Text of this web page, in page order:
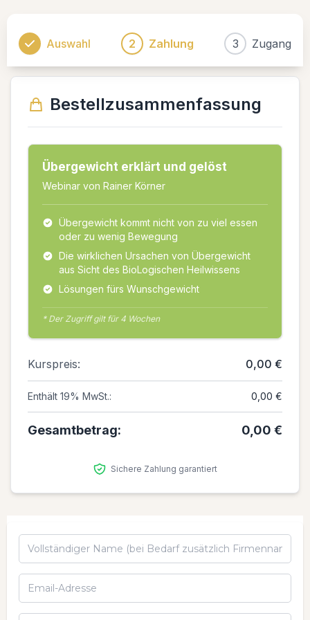
Bestellzusammenfassung
Übergewicht erklärt und gelöst
Webinar von Rainer Körner
Übergewicht kommt nicht von zu viel essen
oder zu wenig Bewegung
Die wirklichen Ursachen von Übergewicht
aus Sicht des BioLogischen Heilwissens
Lösungen fürs Wunschgewicht
* Der Zugriff gilt für 4 Wochen
Kurspreis: 0,00 €
Enthält 19% MwSt.: 0,00 €
Gesamtbetrag: 0,00 €
Sichere Zahlung garantiert
Auswahl 2 Zahlung 3 Zugang